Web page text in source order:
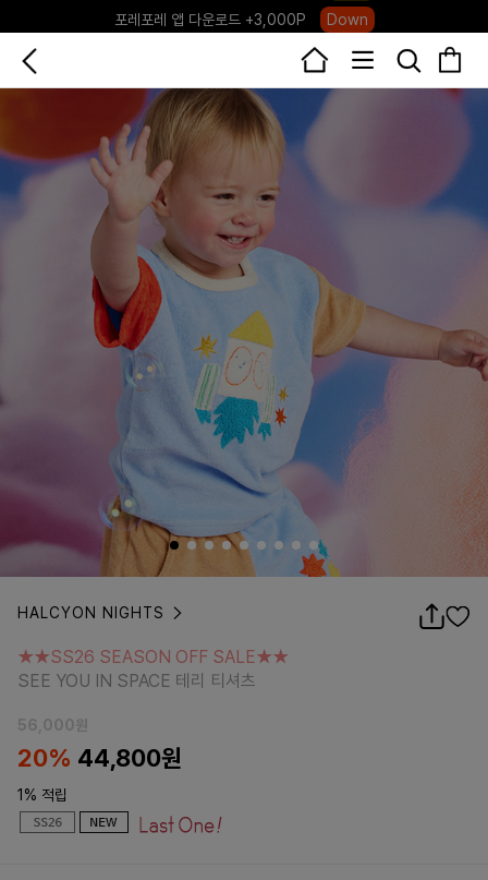
포레포레 앱 다운로드 +3,000P
Down
하우스오브캐러셀, 국내단독 프리오더(~8/10) Click
HALCYON NIGHTS
SEE YOU IN SPACE 테리 티셔츠
★★SS26 SEASON OFF SALE★★
SEE YOU IN SPACE 테리 티셔츠
56,000원
20% 44,800원
1% 적립